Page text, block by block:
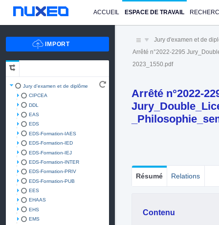
ACCUEIL ESPACE DE TRAVAIL
Jury d'examen et de diplôme
CIPCEA
DDL
EAS
EDS
EDS-Formation-IAES
EDS-Formation-IED
EDS-Formation-IEJ
EDS-Formation-INTER
EDS-Formation-PRIV
EDS-Formation-PUB
EES
EHAAS
EHS
EMS
Jury d'examen et de
Arrêté n°2022-2295
2023_1550.pdf
Arrêté n°2022-
Résumé Relations
Contenu